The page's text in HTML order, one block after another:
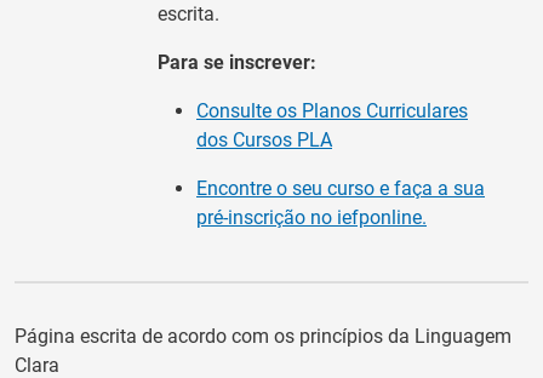
escrita.
Para se inscrever:
Consulte os Planos Curriculares
dos Cursos PLA
Encontre o seu curso e faça a sua
pré-inscrição no iefponline.
Página escrita de acordo com os princípios da Linguagem
Clara